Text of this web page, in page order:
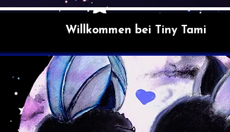
Willkommen bei Tiny Tami